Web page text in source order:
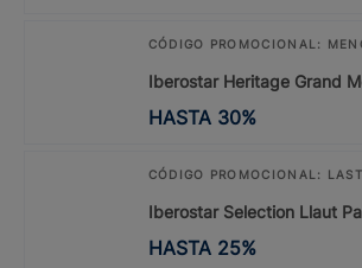
CÓDIGO PROMOCIONAL:
Iberostar Heritage Grand
HASTA 30%
CÓDIGO PROMOCIONAL:
Iberostar Selection Llaut
HASTA 25%